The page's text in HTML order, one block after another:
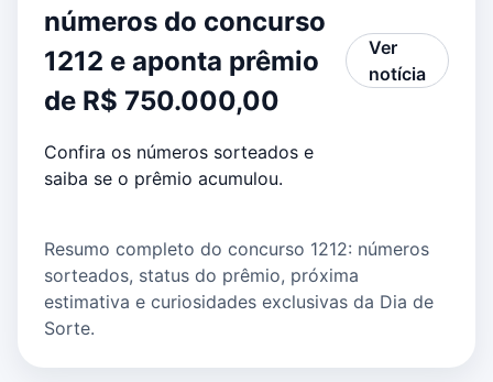
números do concurso
1212 e aponta prêmio
de R$ 750.000,00
Confira os números sorteados e
saiba se o prêmio acumulou.
Ver
notícia
Resumo completo do concurso 1212: números
sorteados, status do prêmio, próxima
estimativa e curiosidades exclusivas da Dia de
Sorte.